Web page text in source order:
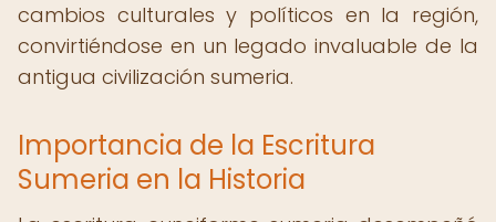
cambios culturales y políticos en la región,
convirtiéndose en un legado invaluable de la
antigua civilización sumeria.
Importancia de la Escritura
Sumeria en la Historia